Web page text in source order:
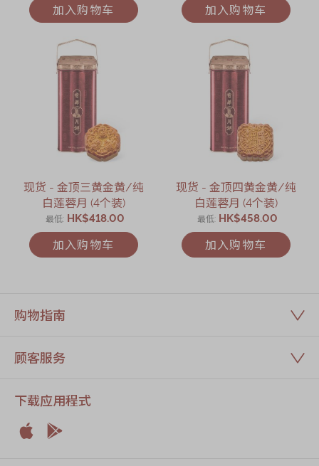
加入购物车 加入购物车
现货 - 金顶三黄金黄/纯
白莲蓉月 (4个装)
最低 HK$418.00
加入购物车
现货 - 金顶四黄金黄/纯
白莲蓉月 (4个装)
最低 HK$458.00
加入购物车
购物指南
顾客服务
下载应用程式

